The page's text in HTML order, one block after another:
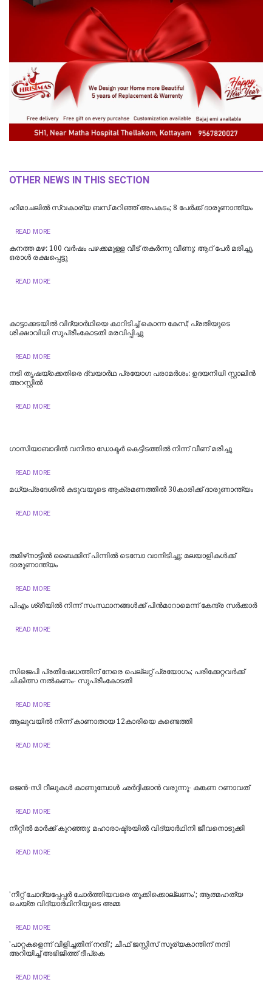
OTHER NEWS IN THIS SECTION
ഹിമാചലിൽ സ്വകാര്യ ബസ് മറിഞ്ഞ് അപകടം; 8 പേർക്ക് ദാരുണാന്ത്യം
READ MORE
കനത്ത മഴ: 100 വർഷം പഴക്കമുള്ള വീട് തകർന്നു വീണു; ആറ് പേർ മരിച്ചു,
ഒരാൾ രക്ഷപ്പെട്ടു
READ MORE
കാട്ടാക്കടയില്‍ വിദ്യാര്‍ഥിയെ കാറിടിച്ച് കൊന്ന കേസ്; പ്രതിയുടെ
ശിക്ഷാവിധി സുപ്രീംകോടതി മരവിപ്പിച്ചു
READ MORE
നടി തൃഷയ്ക്കെതിരെ ദ്വയാർഥ പ്രയോ​ഗ പരാമർശം: ഉദയനിധി സ്റ്റാലിൻ
അറസ്റ്റിൽ
READ MORE
ഗാസിയാബാദിൽ വനിതാ ഡോക്ടർ കെട്ടിടത്തിൽ നിന്ന് വീണ് മരിച്ചു
READ MORE
മധ്യപ്രദേശിൽ കടുവയുടെ ആക്രമണത്തിൽ 30കാരിക്ക് ദാരുണാന്ത്യം
READ MORE
തമിഴ്‌നാട്ടില്‍ ബൈക്കിന് പിന്നില്‍ ടെമ്പോ വാനിടിച്ചു; മലയാളികള്‍ക്ക്
ദാരുണാന്ത്യം
READ MORE
പിഎം ശ്രീയില്‍ നിന്ന് സംസ്ഥാനങ്ങള്‍ക്ക് പിന്‍മാറാമെന്ന് കേന്ദ്ര സര്‍ക്കാര്‍
READ MORE
സിജെപി പ്രതിഷേധത്തിന് നേരെ പെല്ലറ്റ് പ്രയോഗം; പരിക്കേറ്റവർക്ക്
ചികിത്സ നൽകണം- സുപ്രീംകോടതി
READ MORE
ആലുവയിൽ നിന്ന് കാണാതായ 12കാരിയെ കണ്ടെത്തി
READ MORE
ജെന്‍-സി റീലുകള്‍ കാണുമ്പോള്‍ ഛര്‍ദ്ദിക്കാന്‍ വരുന്നു- കങ്കണ റണാവത്
READ MORE
നീറ്റിൽ മാർക്ക് കുറഞ്ഞു; മഹാരാഷ്ട്രയിൽ വിദ്യാർഥിനി ജീവനൊടുക്കി
READ MORE
'നീറ്റ് ചോദ്യപ്പേപ്പർ ചോർത്തിയവരെ തൂക്കിക്കൊല്ലണം'; ആത്മഹത്യ
ചെയ്ത വിദ്യാർഥിനിയുടെ അമ്മ
READ MORE
'പാറ്റകളെന്ന് വിളിച്ചതിന് നന്ദി'; ചീഫ് ജസ്റ്റിസ് സൂര്യകാന്തിന് നന്ദി
അറിയിച്ച് അഭിജിത്ത് ദീപ്‌കെ
READ MORE